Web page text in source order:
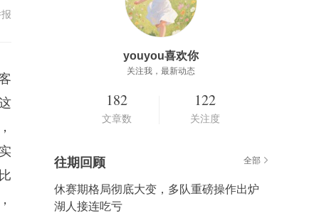
youyou喜欢你
关注我，最新动态
182
文章数
122
关注度
往期回顾 全部
休赛期格局彻底大变，多队重磅操作出炉
湖人接连吃亏